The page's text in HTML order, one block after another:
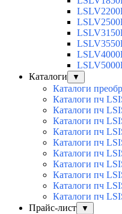
Каталоги
▼
Каталоги
Каталоги пч
Каталоги пч
Каталоги пч
Каталоги пч
Каталоги пч
Каталоги пч
Каталоги пч
Каталоги пч
Каталоги пч
Каталоги пч
Прайс-лист
▼